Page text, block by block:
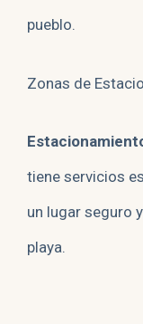
pueblo.
Zonas de
tiene servicios
un lugar seguro
playa.